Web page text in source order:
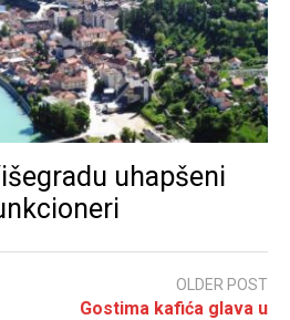
uhapšeni
OLDER POST
Gostima kafića glava u